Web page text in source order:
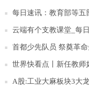
每日速讯：教育部等五
学科专业布点
云端有个支教课堂_每
首都少先队员 祭奠革
世界快看点丨新任教师
A股:工业大麻板块3大